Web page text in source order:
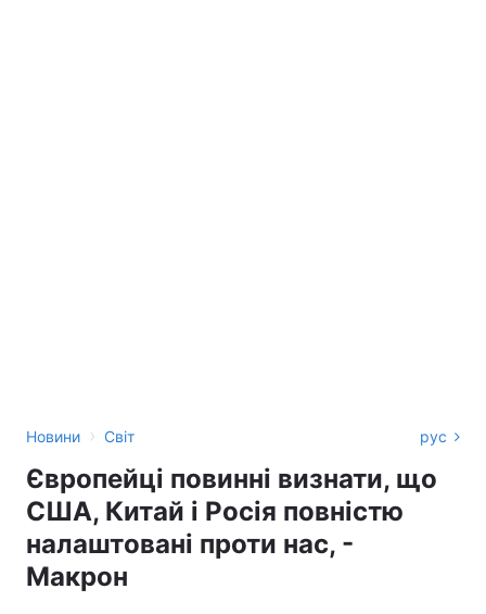
Новини › Світ рус
Європейці повинні визнати, що
США, Китай і Росія повністю
налаштовані проти нас, -
Макрон